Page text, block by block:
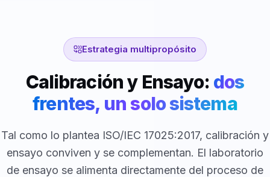
Estrategia multipropósito
Calibración y Ensayo: dos
frentes, un solo sistema
Tal como lo plantea ISO/IEC 17025:2017, calibración y
ensayo conviven y se complementan. El laboratorio
de ensayo se alimenta directamente del proceso de